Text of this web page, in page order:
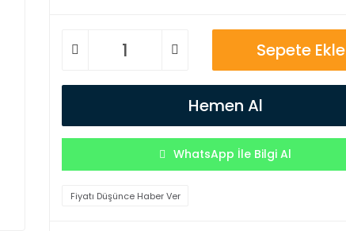
Sepete Ekle
Hemen Al
WhatsApp İle Bilgi Al
Fiyatı Düşünce Haber Ver